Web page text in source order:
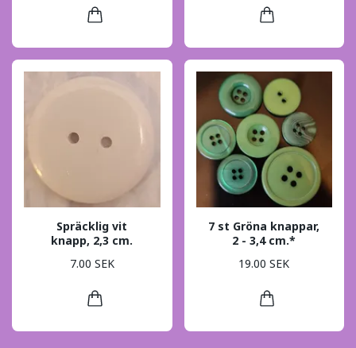
Spräcklig vit
knapp, 2,3 cm.
7.00 SEK
7 st Gröna knappar,
2 - 3,4 cm.*
19.00 SEK